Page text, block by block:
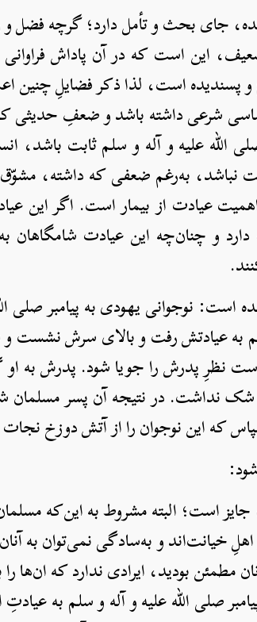
جای بحث و تأمل دارد؛ گرچه فضل
این است که در آن پاداش
است، لذا ذکر فضایلِ چنین
شرعی داشته باشد و ضعفِ حدیثی
الله علیه و آله و سلم ثابت باشد،
به‌رغم ضعفی که داشته، مشوّق
عیادت از بیمار است. اگر این
و چنان‌چه این عیادت شامگاهان
است: نوجوانی یهودی به پیامبر صلی
سلم به عیادتش رفت و بالای سرش
نظرِ پدرش را جویا شود. پدرش به
شک نداشت. در نتیجه آن پسر مسلمان
که این نوجوان را از آتش دوزخ
است؛ البته مشروط به این‌که
خیانت‌اند و به‌سادگی نمی‌توان به
مطمئن بودید، ایرادی ندارد که ان‌ها
صلی الله علیه و آله و سلم به